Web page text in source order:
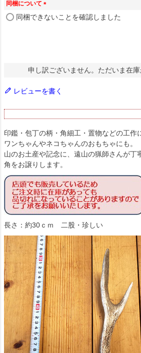
同梱について
(
必
同梱できないことを確認しました
申し訳ございません。ただいま在庫
レビューを書く
印鑑・包丁の柄・角細工・置物などの工作
ワンちゃんやネコちゃんのおもちゃにも。
山のお土産や記念に、遠山の猟師さんが丁
角をお譲りします。
長さ：約30ｃｍ 二股・珍しい